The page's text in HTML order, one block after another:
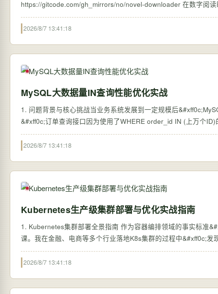
https://
2026/8/7 13:41:18
MySQL大数据量IN查询性能优化实战
1. 问题背景与核心挑战当业务系统发展到一定规模后
&#xff0c;订单查询接口因为使用了WHERE order_id IN (上万个
2026/8/7 13:41:18
Kubernetes生产级集群部署与优化实战指南
1. Kubernetes集群部署全景指南 作为容器编排领域的事实标准
课。我在金融、电商等多个行业落地K8s集群的过程中&#xff0c;
2026/8/7 13:41:18